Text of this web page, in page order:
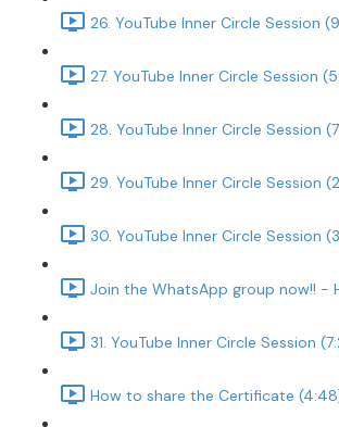
26. YouTube Inner Circle Session
27. YouTube Inner Circle Session
28. YouTube Inner Circle Session
29. YouTube Inner Circle Session
30. YouTube Inner Circle Session
Join the WhatsApp group now!! -
31. YouTube Inner Circle Session
How to share the Certificate